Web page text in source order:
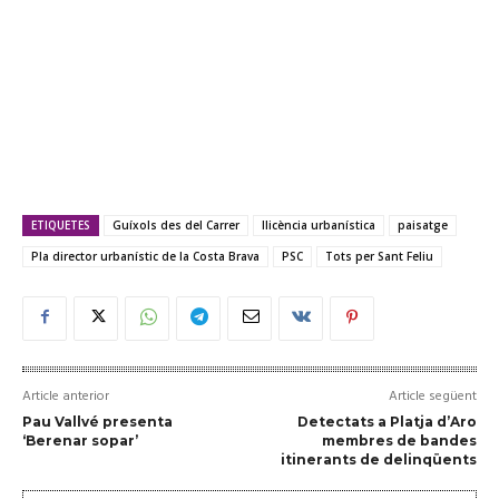
ETIQUETES Guíxols des del Carrer llicència urbanística
paisatge
Pla director urbanístic de la Costa Brava
PSC Tots per Sant Feliu
Article anterior
Pau Vallvé presenta
‘Berenar sopar’
Article següent
Detectats a Platja d’Aro
membres de bandes
itinerants de delinqüents